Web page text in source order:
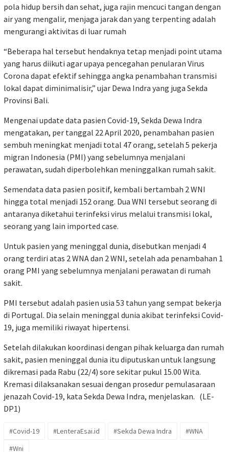
pola hidup bersih dan sehat, juga rajin mencuci tangan dengan
air yang mengalir, menjaga jarak dan yang terpenting adalah
mengurangi aktivitas di luar rumah
“Beberapa hal tersebut hendaknya tetap menjadi point utama
yang harus diikuti agar upaya pencegahan penularan Virus
Corona dapat efektif sehingga angka penambahan transmisi
lokal dapat diminimalisir,” ujar Dewa Indra yang juga Sekda
Provinsi Bali.
Mengenai update data pasien Covid-19, Sekda Dewa Indra
mengatakan, per tanggal 22 April 2020, penambahan pasien
sembuh meningkat menjadi total 47 orang, setelah 5 pekerja
migran Indonesia (PMI) yang sebelumnya menjalani
perawatan, sudah diperbolehkan meninggalkan rumah sakit.
Semendata data pasien positif, kembali bertambah 2 WNI
hingga total menjadi 152 orang. Dua WNI tersebut seorang di
antaranya diketahui terinfeksi virus melalui transmisi lokal,
seorang yang lain imported case.
Untuk pasien yang meninggal dunia, disebutkan menjadi 4
orang terdiri atas 2 WNA dan 2 WNI, setelah ada penambahan 1
orang PMI yang sebelumnya menjalani perawatan di rumah
sakit.
PMI tersebut adalah pasien usia 53 tahun yang sempat bekerja
di Portugal. Dia selain meninggal dunia akibat terinfeksi Covid-
19, juga memiliki riwayat hipertensi.
Setelah dilakukan koordinasi dengan pihak keluarga dan rumah
sakit, pasien meninggal dunia itu diputuskan untuk langsung
dikremasi pada Rabu (22/4) sore sekitar pukul 15.00 Wita.
Kremasi dilaksanakan sesuai dengan prosedur pemulasaraan
jenazah Covid-19, kata Sekda Dewa Indra, menjelaskan. (LE-
DP1)
#Covid-19 #LenteraEsai.id #Sekda Dewa Indra
#WNA
#Wni